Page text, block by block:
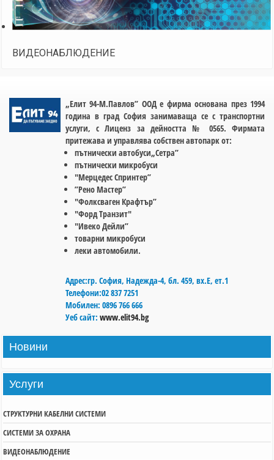
ВИДЕОНАБЛЮДЕНИЕ
„Елит 94-М.Павлов” ООД е фирма основана през 1994
година в град София занимаваща се с транспортни
услуги, с Лиценз за дейността № 0565. Фирмата
притежава и управлява собствен автопарк от:
пътнически автобуси„Сетра”
пътнически микробуси
"Мерцедес Спринтер”
”Рено Мастер”
"Фолксваген Крафтър”
"Форд Транзит"
"Ивеко Дейли”
товарни микробуси
леки автомобили.
Адрес:гр. София, Hадежда-4, бл. 459, вх.Е, ет.1
Телефони:02 837 7251
Мобилен: 0896 766 666
Уеб сайт: www.elit94.bg
Новини
Услуги
СТРУКТУРНИ КАБЕЛНИ СИСТЕМИ
СИСТЕМИ ЗА ОХРАНА
ВИДЕОНАБЛЮДЕНИЕ